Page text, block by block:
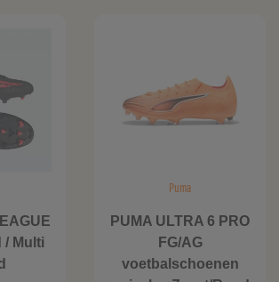
/ Multi
Puma
PUMA ULTRA 6 PRO
FG/AG
voetbalschoenen